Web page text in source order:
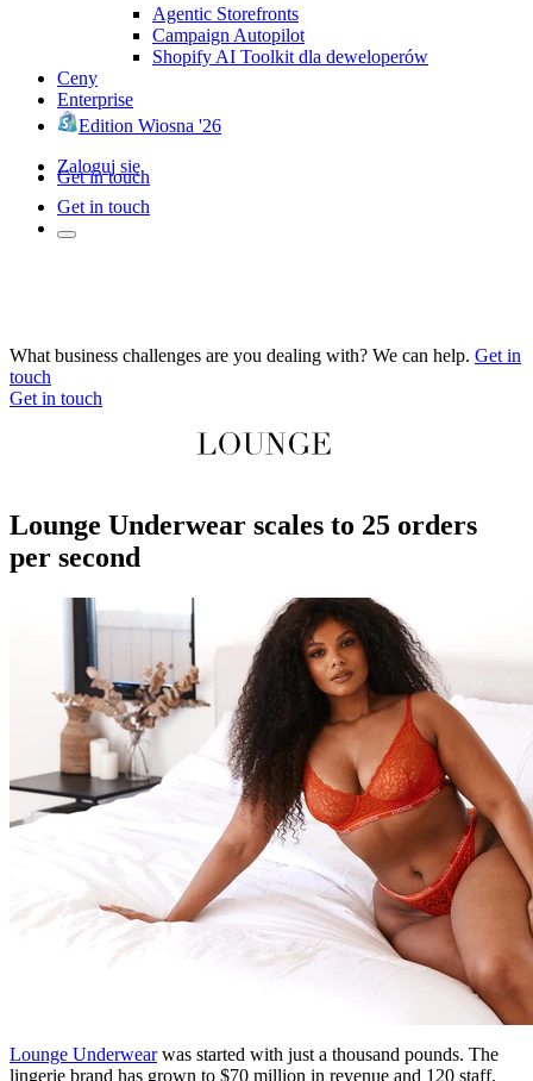
Agentic Storefronts
Campaign Autopilot
Shopify AI Toolkit dla deweloperów
Ceny
Enterprise
Edition Wiosna '26
Zaloguj się
Get in touch
Get in touch
What business challenges are you dealing with? We can help. Get in
touch
Get in touch
Lounge Underwear scales to 25 orders
per second
Lounge Underwearwas started with just a thousand pounds. The
lingerie brand has grown to $70 million in revenue and 120 staff.